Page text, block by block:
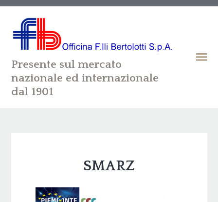
Presente sul mercato
nazionale ed internazionale
dal 1901
SMARZ